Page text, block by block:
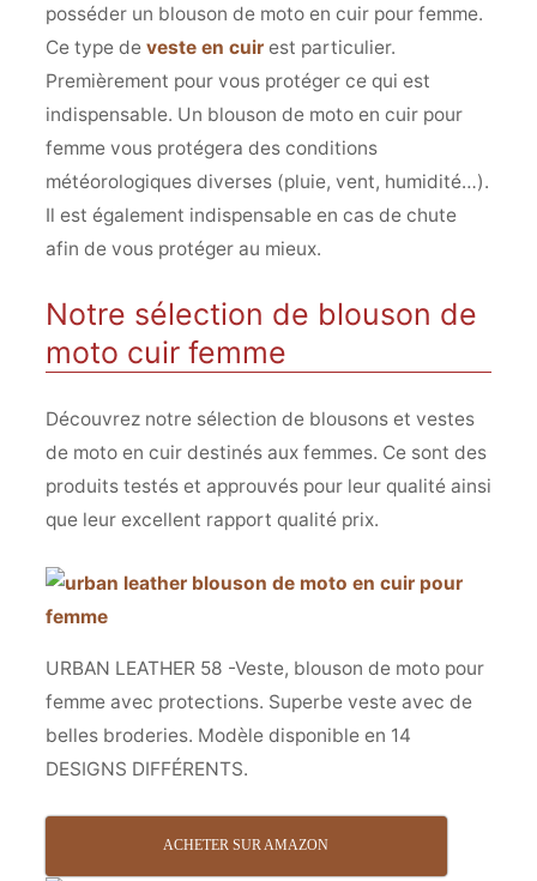
posséder un blouson de moto en cuir pour femme.
Ce type de veste en cuirest particulier.
Premièrement pour vous protéger ce qui est
indispensable. Un blouson de moto en cuir pour
femme vous protégera des conditions
météorologiques diverses (pluie, vent, humidité…).
Il est également indispensable en cas de chute
afin de vous protéger au mieux.
Notre sélection de blouson de
moto cuir femme
Découvrez notre sélection de blousons et vestes
de moto en cuir destinés aux femmes. Ce sont des
produits testés et approuvés pour leur qualité ainsi
que leur excellent rapport qualité prix.
URBAN LEATHER 58 -Veste, blouson de moto pour
femme avec protections. Superbe veste avec de
belles broderies. Modèle disponible en 14
DESIGNS DIFFÉRENTS.
ACHETER SUR AMAZON